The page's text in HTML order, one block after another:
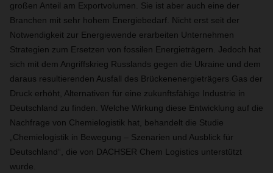
großen Anteil am Exportvolumen. Sie ist aber auch eine der
Branchen mit sehr hohem Energiebedarf. Nicht erst seit der
Notwendigkeit zur Energiewende erarbeiten Unternehmen
Strategien zum Ersetzen von fossilen Energieträgern. Jedoch hat
sich mit dem Angriffskrieg Russlands gegen die Ukraine und dem
daraus resultierenden Ausfall des Brückenenergieträgers Gas der
Druck erhöht, Alternativen für eine zukunftsfähige Industrie in
Deutschland zu finden. Welche Wirkung diese Entwicklung auf die
Nachfrage von Chemielogistik hat, behandelt die Studie
„Chemielogistik in Bewegung – Szenarien und Ausblick für
Deutschland“, die von DACHSER Chem Logistics unterstützt
wurde.